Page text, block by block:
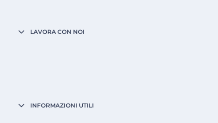
LAVORA CON NOI
INFORMAZIONI UTILI